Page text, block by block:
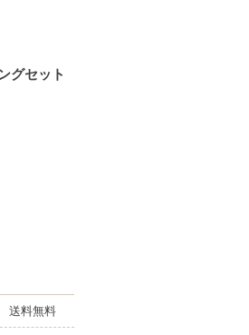
グセット
送料無料